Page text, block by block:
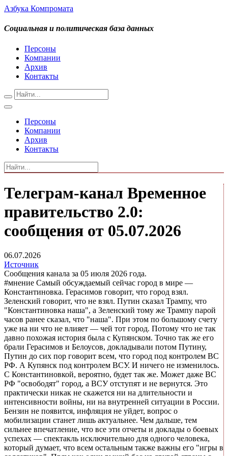
Азбука Компромата
Социальная и политическая база данных
Персоны
Компании
Архив
Контакты
Персоны
Компании
Архив
Контакты
Телеграм-канал Временное
правительство 2.0:
сообщения от 05.07.2026
06.07.2026
Источник
Сообщения канала за 05 июля 2026 года.
#мнение Самый обсуждаемый сейчас город в мире —
Константиновка. Герасимов говорит, что город взял.
Зеленский говорит, что не взял. Путин сказал Трампу, что
"Константиновка наша", а Зеленский тому же Трампу парой
часов ранее сказал, что "наша". При этом по большому счету
уже на ни что не влияет — чей тот город. Потому что не так
давно похожая история была с Купянском. Точно так же его
брали Герасимов и Белоусов, докладывали потом Путину,
Путин до сих пор говорит всем, что город под контролем ВС
РФ. А Купянск под контролем ВСУ. И ничего не изменилось.
С Константиновкой, вероятно, будет так же. Может даже ВС
РФ "освободят" город, а ВСУ отступят и не вернутся. Это
практически никак не скажется ни на длительности и
интенсивности войны, ни на внутренней ситуации в России.
Бензин не появится, инфляция не уйдет, вопрос о
мобилизации станет лишь актуальнее. Чем дальше, тем
сильнее впечатление, что все эти отчеты и доклады о боевых
успехах — спектакль исключительно для одного человека,
который думает, что всем остальным также важны его "игры в